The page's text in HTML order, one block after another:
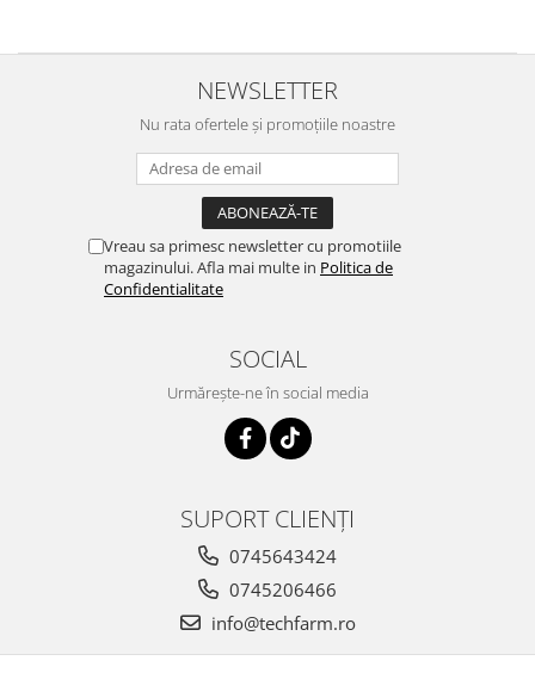
NEWSLETTER
Nu rata ofertele și promoțiile noastre
Vreau sa primesc newsletter cu promotiile
magazinului. Afla mai multe in Politica de
Confidentialitate
SOCIAL
Urmărește-ne în social media
SUPORT CLIENȚI
0745643424
0745206466
info@techfarm.ro